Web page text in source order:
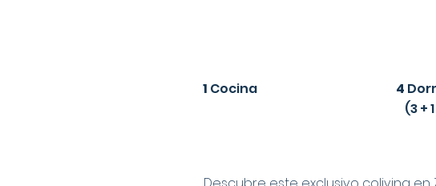
1 Cocina 4
(3 +